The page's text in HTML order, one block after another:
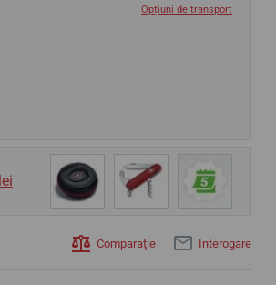
Opțiuni de transport
Comparaţie Interogare